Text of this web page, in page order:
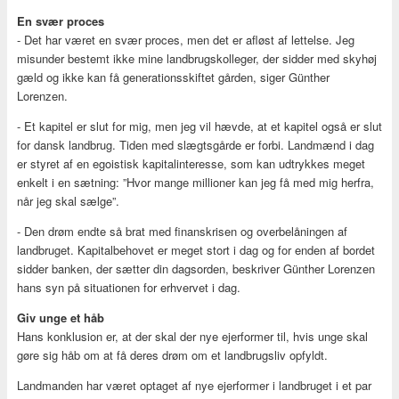
En svær proces
- Det har været en svær proces, men det er afløst af lettelse. Jeg
misunder bestemt ikke mine landbrugskolleger, der sidder med skyhøj
gæld og ikke kan få generationsskiftet gården, siger Günther
Lorenzen.
- Et kapitel er slut for mig, men jeg vil hævde, at et kapitel også er slut
for dansk landbrug. Tiden med slægtsgårde er forbi. Landmænd i dag
er styret af en egoistisk kapitalinteresse, som kan udtrykkes meget
enkelt i en sætning: ”Hvor mange millioner kan jeg få med mig herfra,
når jeg skal sælge”.
- Den drøm endte så brat med finanskrisen og overbelåningen af
landbruget. Kapitalbehovet er meget stort i dag og for enden af bordet
sidder banken, der sætter din dagsorden, beskriver Günther Lorenzen
hans syn på situationen for erhvervet i dag.
Giv unge et håb
Hans konklusion er, at der skal der nye ejerformer til, hvis unge skal
gøre sig håb om at få deres drøm om et landbrugsliv opfyldt.
Landmanden har været optaget af nye ejerformer i landbruget i et par